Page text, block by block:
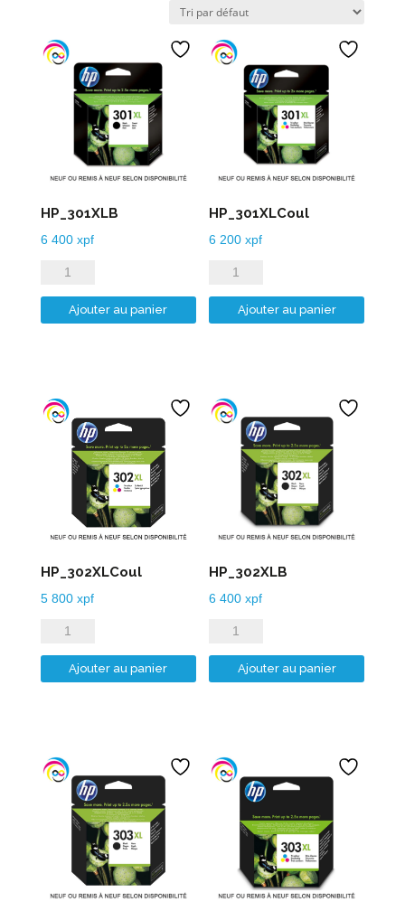
HP_301XLB
6 400 xpf
quantité
de
HP_301XLB
Ajouter au panier
HP_301XLCoul
6 200xpf
quantité
de
HP_301XLCoul
Ajouter au panier
HP_302XLCoul
5 800 xpf
quantité
de
HP_302XLCoul
Ajouter au panier
HP_302XLB
6 400xpf
quantité
de
HP_302XLB
Ajouter au panier